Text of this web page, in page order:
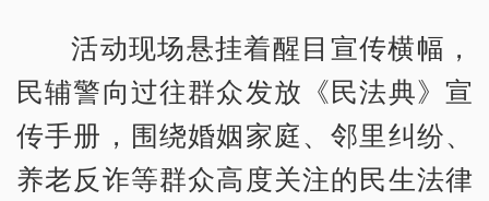
活动现场悬挂着醒目宣传横幅，
民辅警向过往群众发放《民法典》宣
传手册，围绕婚姻家庭、邻里纠纷、
养老反诈等群众高度关注的民生法律